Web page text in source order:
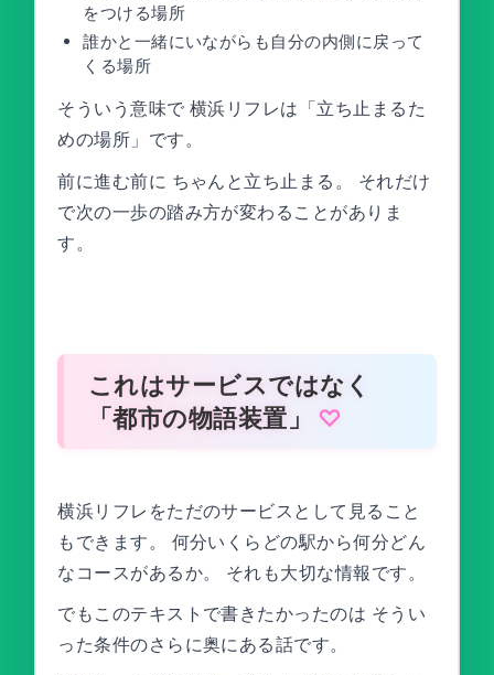
をつける場所
誰かと一緒にいながらも自分の内側に戻って
くる場所
そういう意味で 横浜リフレは「立ち止まるた
めの場所」です。
前に進む前に ちゃんと立ち止まる。 それだけ
で次の一歩の踏み方が変わることがありま
す。
これはサービスではなく
「都市の物語装置」
横浜リフレをただのサービスとして見ること
もできます。 何分いくらどの駅から何分どん
なコースがあるか。 それも大切な情報です。
でもこのテキストで書きたかったのは そうい
った条件のさらに奥にある話です。